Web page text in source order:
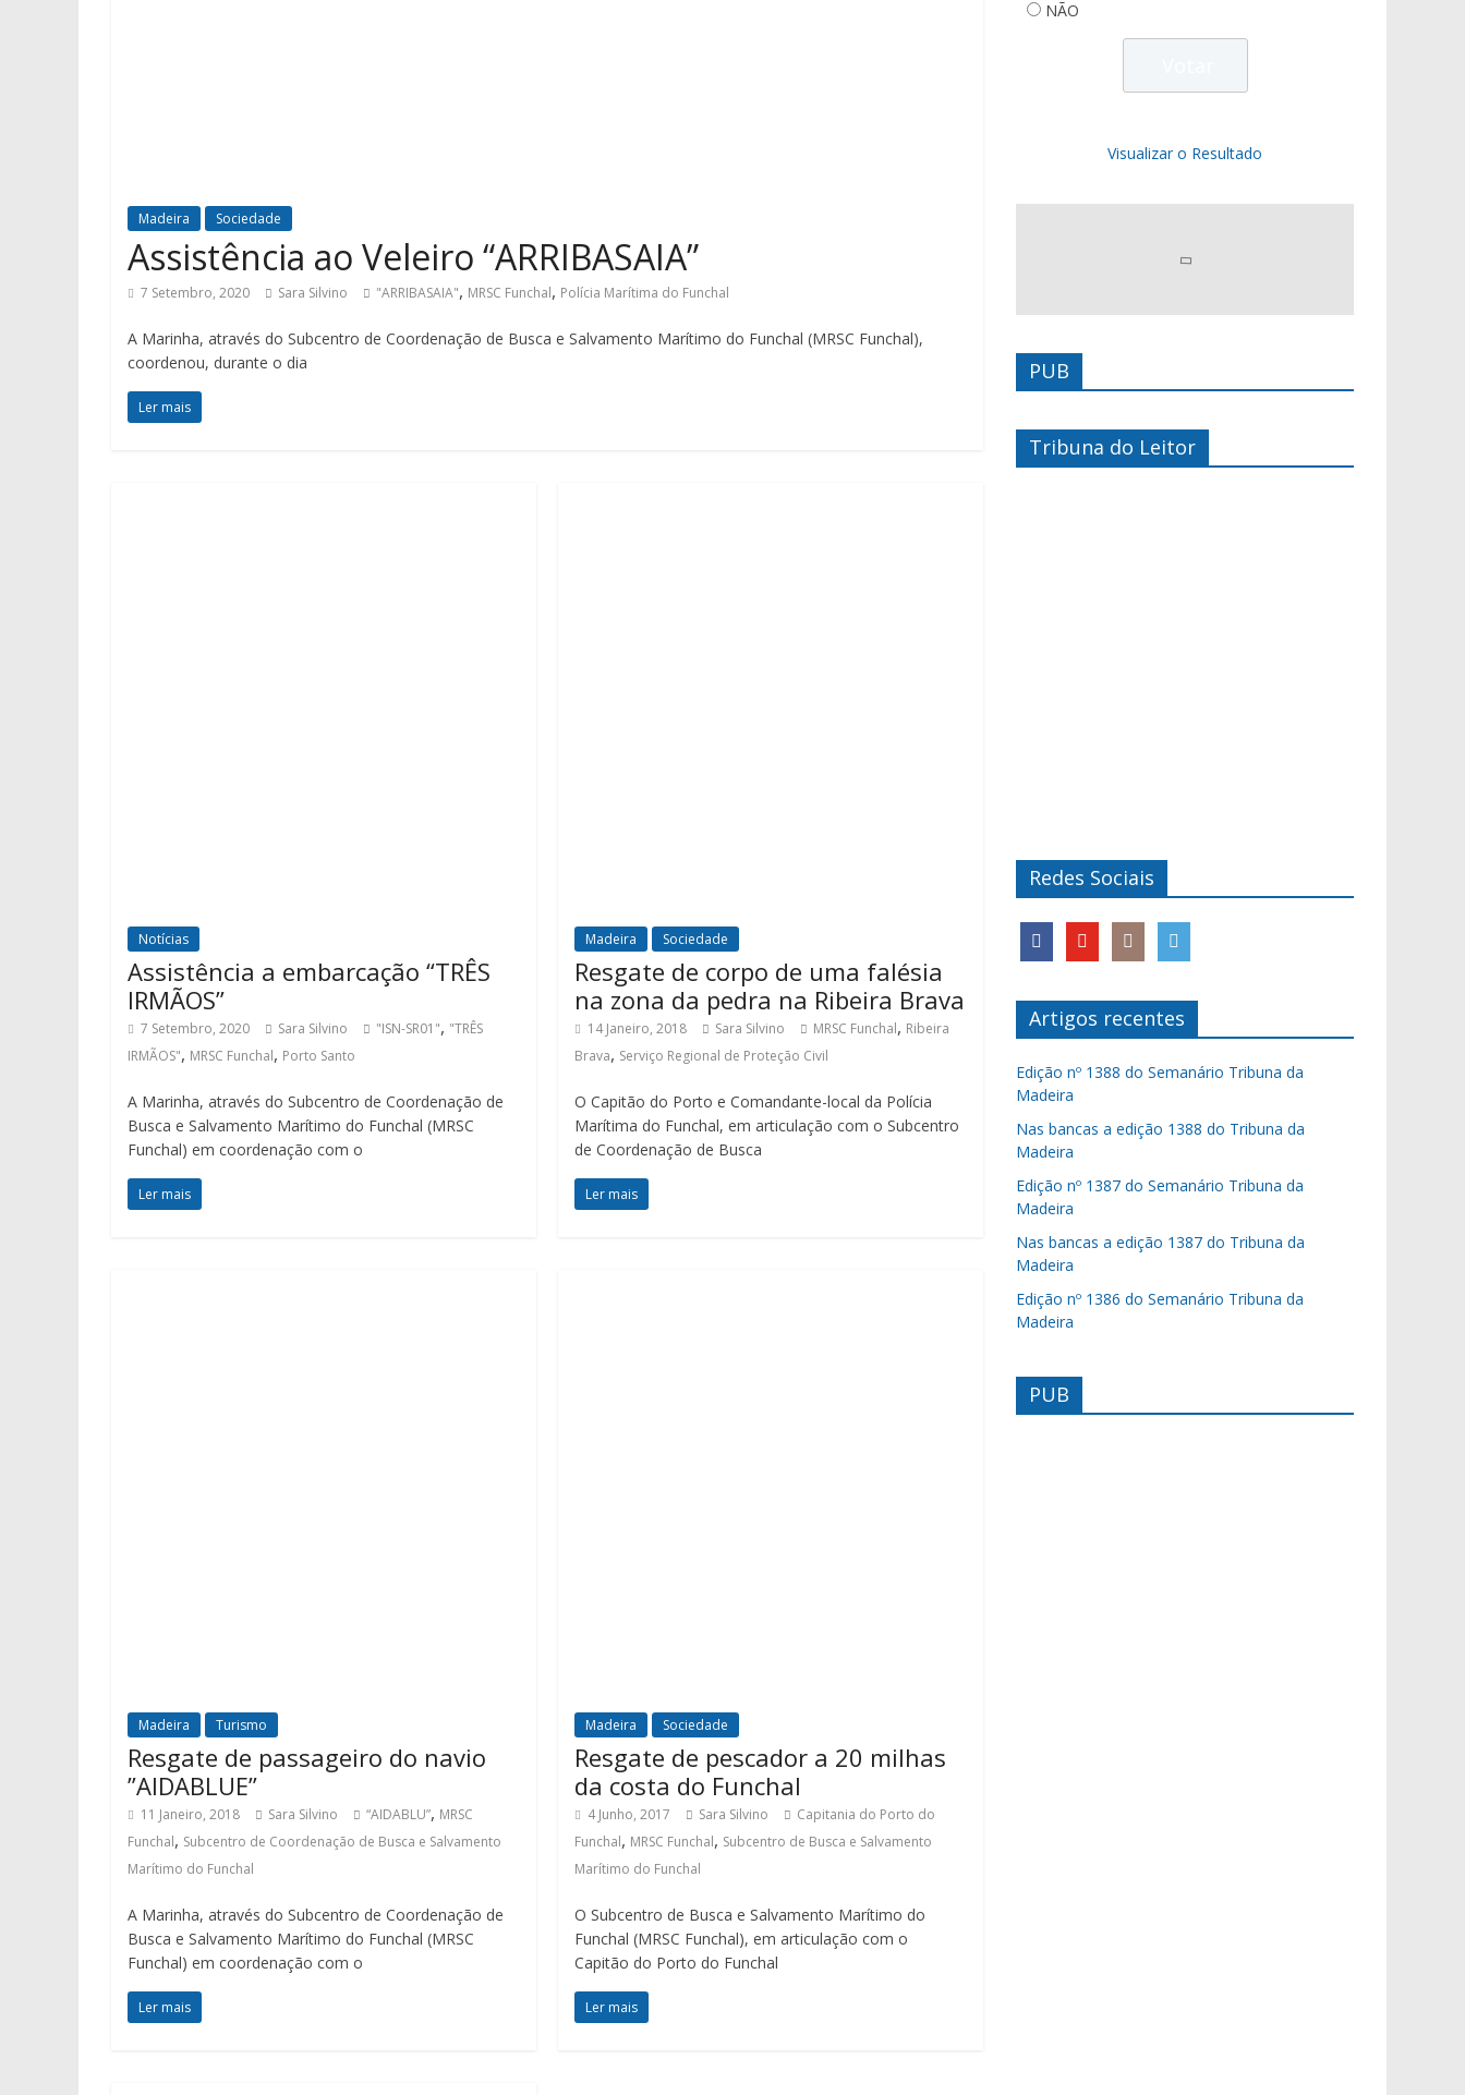
Madeira Sociedade
Assistência ao Veleiro “ARRIBASAIA”
7 Setembro, 2020 Sara Silvino "ARRIBASAIA", MRSC Funchal, Polícia Marítima do Funchal
A Marinha, através do Subcentro de Coordenação de Busca e Salvamento Marítimo do Funchal (MRSC Funchal),
coordenou, durante o dia
Ler mais
Notícias
Assistência a embarcação “TRÊS
IRMÃOS”
7 Setembro, 2020 Sara Silvino "ISN-SR01", "TRÊS
IRMÃOS", MRSC Funchal, Porto Santo
A Marinha, através do Subcentro de Coordenação de
Busca e Salvamento Marítimo do Funchal (MRSC
Funchal) em coordenação com o
Ler mais
Madeira Sociedade
Resgate de corpo de uma falésia
na zona da pedra na Ribeira Brava
14 Janeiro, 2018 Sara Silvino MRSC Funchal, Ribeira
Brava, Serviço Regional de Proteção Civil
O Capitão do Porto e Comandante-local da Polícia
Marítima do Funchal, em articulação com o Subcentro
de Coordenação de Busca
Ler mais
Madeira Turismo
Resgate de passageiro do navio
”AIDABLUE”
11 Janeiro, 2018 Sara Silvino “AIDABLU”, MRSC
Funchal, Subcentro de Coordenação de Busca e Salvamento
Marítimo do Funchal
A Marinha, através do Subcentro de Coordenação de
Busca e Salvamento Marítimo do Funchal (MRSC
Funchal) em coordenação com o
Ler mais
Madeira Sociedade
Resgate de pescador a 20 milhas
da costa do Funchal
4 Junho, 2017 Sara Silvino
Capitania do Porto do
Funchal, MRSC Funchal, Subcentro de Busca e Salvamento
Marítimo do Funchal
O Subcentro de Busca e Salvamento Marítimo do
Funchal (MRSC Funchal), em articulação com o
Capitão do Porto do Funchal
Ler mais
NÃO
Visualizar o Resultado
PUB
Tribuna do Leitor
Redes Sociais
Artigos recentes
Edição nº 1388 do Semanário Tribuna da
Madeira
Nas bancas a edição 1388 do Tribuna da
Madeira
Edição nº 1387 do Semanário Tribuna da
Madeira
Nas bancas a edição 1387 do Tribuna da
Madeira
Edição nº 1386 do Semanário Tribuna da
Madeira
PUB